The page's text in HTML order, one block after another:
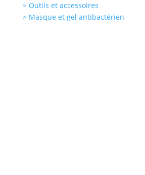
> Outils et accessoires
> Masque et gel antibactérien